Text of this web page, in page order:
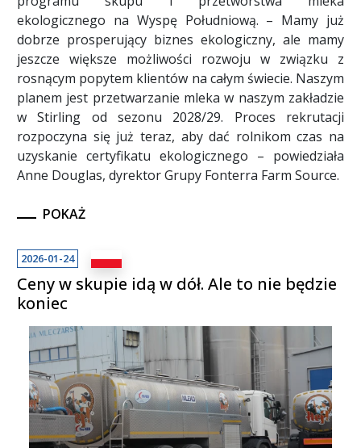
ekologicznego na Wyspę Południową. – Mamy już
dobrze prosperujący biznes ekologiczny, ale mamy
jeszcze większe możliwości rozwoju w związku z
rosnącym popytem klientów na całym świecie. Naszym
planem jest przetwarzanie mleka w naszym zakładzie
w Stirling od sezonu 2028/29. Proces rekrutacji
rozpoczyna się już teraz, aby dać rolnikom czas na
uzyskanie certyfikatu ekologicznego – powiedziała
Anne Douglas, dyrektor Grupy Fonterra Farm Source.
POKAŻ
2026-01-24
Ceny w skupie idą w dół. Ale to nie będzie
koniec